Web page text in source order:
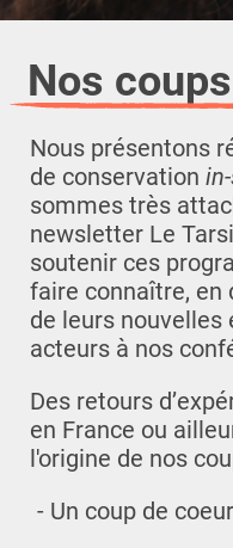
Nos
Nous présentons
de conservation
sommes très
newsletter Le
soutenir ces
faire connaître,
de leurs
acteurs à nos
Des retours
en France ou
l'origine de nos
- Un coup de